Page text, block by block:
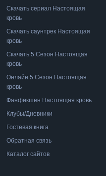
Скачать сериал Настоящая
кровь
Скачать саунтрек Настоящая
кровь
Скачать 5 Сезон Настоящая
кровь
Онлайн 5 Сезон Настоящая
кровь
Фанфикшен Настоящая кровь
Клубы/Дневники
Гостевая книга
Обратная связь
Каталог сайтов